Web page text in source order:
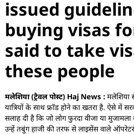
issued
buying visas
said to take
these people
मलेशिया (ट्रैवल पोस्ट) Haj News : मलेशिया
यात्रियों के साथ फ्रॉड होने का खतरा है. ऐसे में
सलाह दी है कि जो लोग फुरदा वीजा या
उन्हें तबुंग हाजी की तरफ से लाइसेंस वाले